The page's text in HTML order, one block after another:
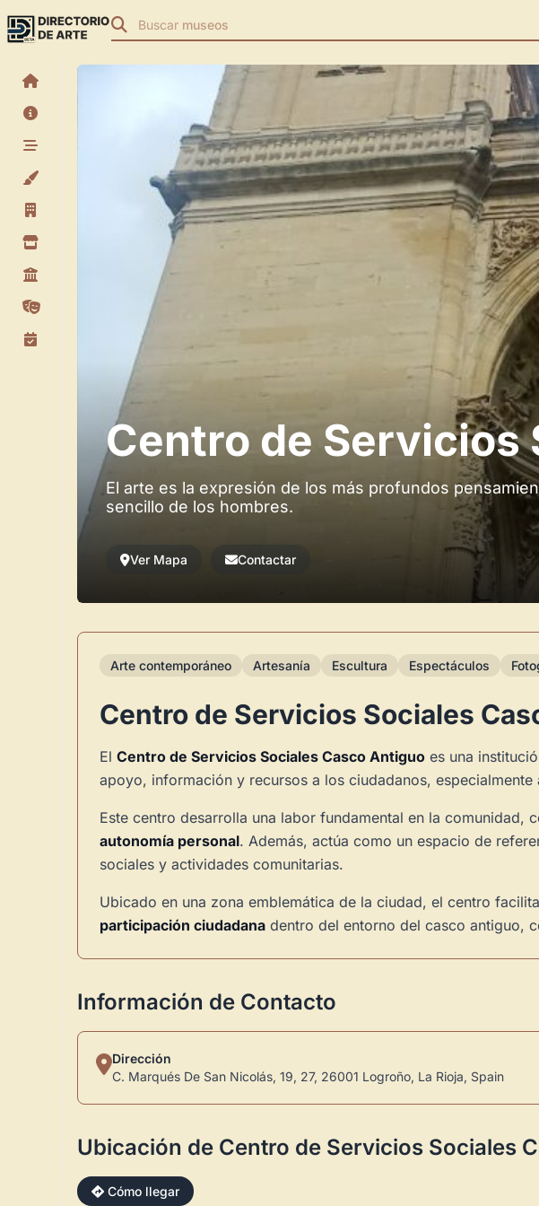
Buscar museos
Centro de Servicios
El arte es la expresión de los más profundos
sencillo de los hombres.
Ver Mapa Contactar
Arte contemporáneo Artesanía Escultura Espectáculos
Centro de Servicios Sociales
El Centro de Servicios Sociales Casco Antiguo es una
apoyo, información y recursos a los ciudadanos,
Este centro desarrolla una labor fundamental en la comunidad,
autonomía personal. Además, actúa como un espacio de
sociales y actividades comunitarias.
Ubicado en una zona emblemática de la ciudad, el centro
participación ciudadana dentro del entorno del casco antiguo,
Información de Contacto
Dirección
C. Marqués De San Nicolás, 19, 27, 26001 Logroño, La Rioja, Spain
Ubicación de Centro de Servicios Sociales
Cómo llegar